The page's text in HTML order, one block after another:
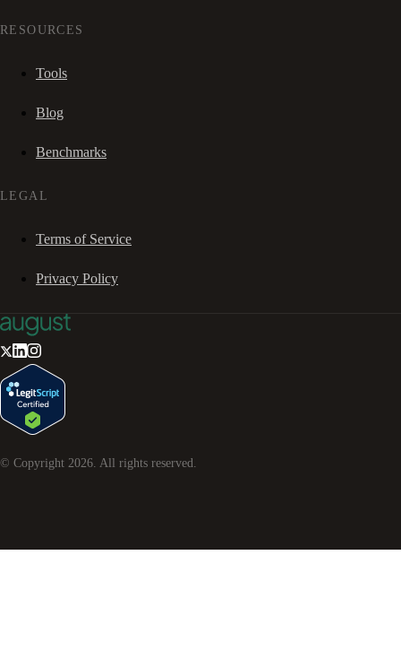
RESOURCES
Tools
Blog
Benchmarks
LEGAL
Terms of Service
Privacy Policy
© Copyright 2026 . All rights reserved.